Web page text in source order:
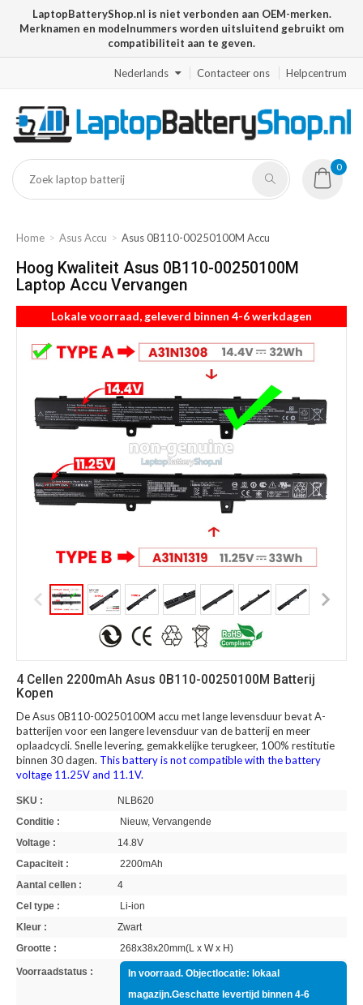
LaptopBatteryShop.nl is niet verbonden aan OEM-merken.
Merknamen en modelnummers worden uitsluitend gebruikt om
compatibiliteit aan te geven.
Nederlands Contacteer ons Helpcentrum
0
Home Asus Accu Asus 0B110-00250100M Accu
Hoog Kwaliteit Asus 0B110-00250100M
Laptop Accu Vervangen
Lokale voorraad, geleverd binnen 4-6 werkdagen
4 Cellen 2200mAh Asus 0B110-00250100M Batterij
Kopen
De Asus 0B110-00250100M accu met lange levensduur bevat A-
batterijen voor een langere levensduur van de batterij en meer
oplaadcycli. Snelle levering, gemakkelijke terugkeer, 100% restitutie
binnen 30 dagen. This battery is not compatible with the battery
voltage 11.25V and 11.1V.
SKU :
NLB620
Conditie :
Nieuw, Vervangende
Voltage :
14.8V
Capaciteit :
2200mAh
Aantal cellen :
4
Cel type :
Li-ion
Kleur :
Zwart
Grootte :
268x38x20mm(L x W x H)
Voorraadstatus :
In voorraad. Objectlocatie: lokaal
magazijn.Geschatte levertijd binnen 4-6